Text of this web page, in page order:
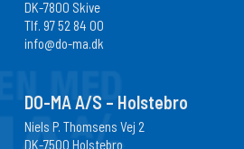
DK-7800 Skive
Tlf. 97 52 84 00
info@do-ma.dk
DO-MA A/S – Holstebro
Niels P. Thomsens Vej 2
DK-7500 Holstebro